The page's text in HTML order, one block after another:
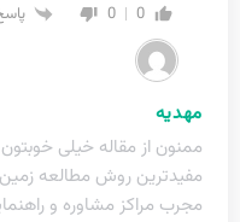
0
0
مهدیه
ممنون از مقاله خیلی خوبتون
مفیدترین روش مطالعه زمین
مجرب مراکز مشاوره و